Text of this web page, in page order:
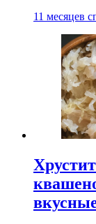
11 месяцев